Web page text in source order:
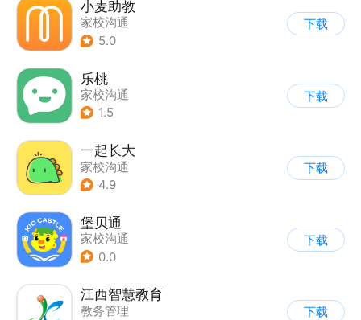
小麦助教
家校沟通
5.0
下载
乐桃
家校沟通
1.5
下载
一起长大
家校沟通
4.9
下载
堡贝通
家校沟通
0.0
下载
江西智慧教育
教务管理
下载